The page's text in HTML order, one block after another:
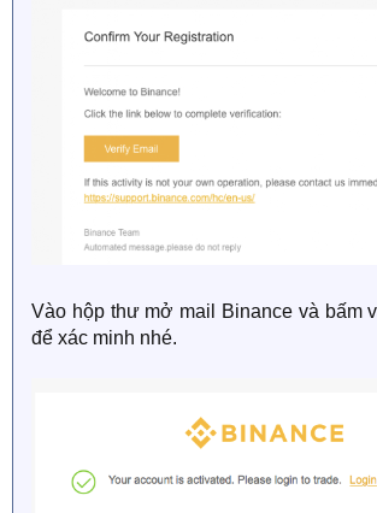
Vào hộp thư mở mail Binance và bấm
để xác minh nhé.